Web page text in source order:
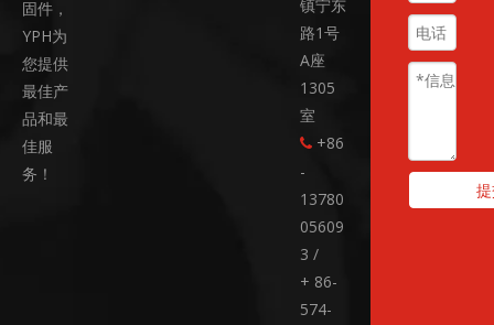
固件，
YPH为
您提供
最佳产
品和最
佳服
务！
镇宁东
路1号
A座
1305
室
 +86
-
13780
05609
3 /
+ 86-
574-